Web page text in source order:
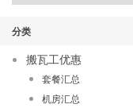
分类
搬瓦工优惠
套餐汇总
机房汇总